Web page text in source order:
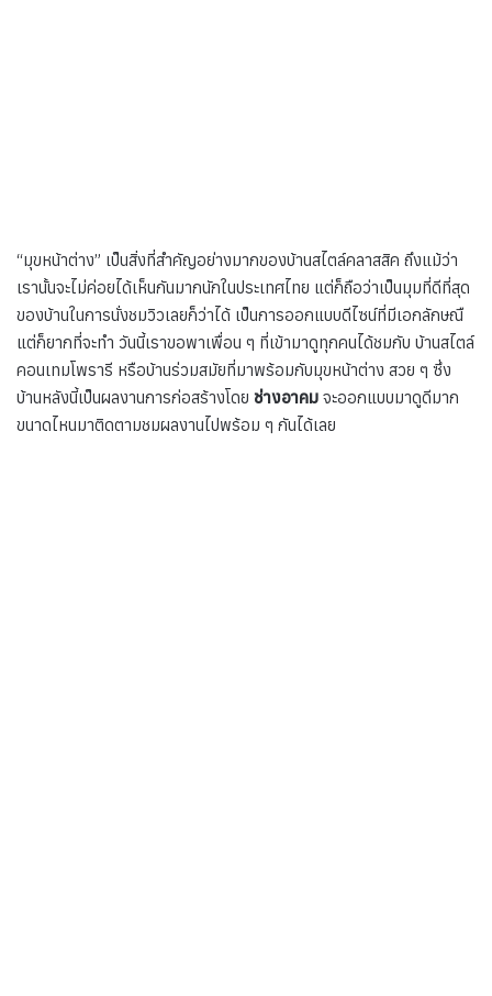
“มุขหน้าต่าง” เป็นสิ่งที่สำคัญอย่างมากของบ้านสไตล์คลาสสิค ถึงแม้ว่า
เรานั้นจะไม่ค่อยได้เห็นกันมากนักในประเทศไทย แต่ก็ถือว่าเป็นมุมที่ดีที่สุด
ของบ้านในการนั่งชมวิวเลยก็ว่าได้ เป็นการออกแบบดีไซน์ที่มีเอกลักษณื
แต่ก็ยากที่จะทำ วันนี้เราขอพาเพื่อน ๆ ที่เข้ามาดูทุกคนได้ชมกับ บ้านสไตล์
คอนเทมโพรารี หรือบ้านร่วมสมัยที่มาพร้อมกับมุขหน้าต่าง สวย ๆ ซึ่ง
บ้านหลังนี้เป็นผลงานการก่อสร้างโดย ช่างอาคม จะออกแบบมาดูดีมาก
ขนาดไหนมาติดตามชมผลงานไปพร้อม ๆ กันได้เลย